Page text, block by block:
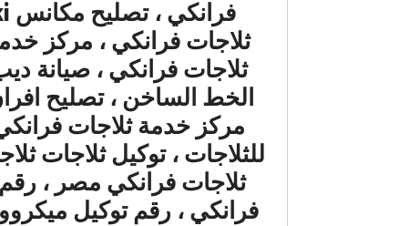
ثلاجات فرانكي ، مركز
ثلاجات فرانكي ، صيانة
مركز خدمة ثلاجات
للثلاجات ، توكيل ثلاجات